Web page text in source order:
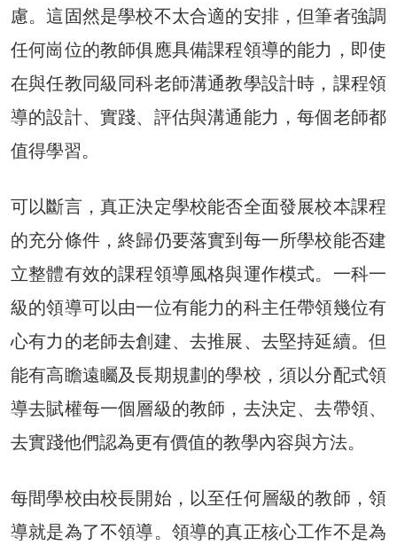
慮。這固然是學校不太合適的安排，但筆者強調
任何崗位的教師俱應具備課程領導的能力，即使
在與任教同級同科老師溝通教學設計時，課程領
導的設計、實踐、評估與溝通能力，每個老師都
值得學習。
可以斷言，真正決定學校能否全面發展校本課程
的充分條件，終歸仍要落實到每一所學校能否建
立整體有效的課程領導風格與運作模式。一科一
級的領導可以由一位有能力的科主任帶領幾位有
心有力的老師去創建、去推展、去堅持延續。但
能有高瞻遠矚及長期規劃的學校，須以分配式領
導去賦權每一個層級的教師，去決定、去帶領、
去實踐他們認為更有價值的教學內容與方法。
每間學校由校長開始，以至任何層級的教師，領
導就是為了不領導。領導的真正核心工作不是為